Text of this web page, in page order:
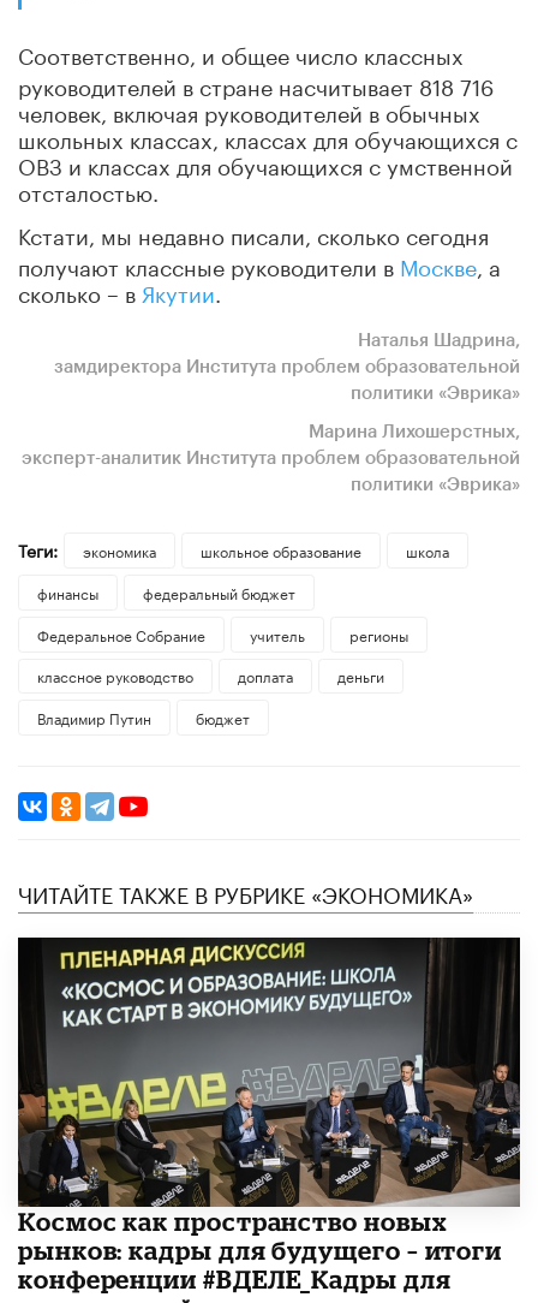
Соответственно, и общее число классных
руководителей в стране насчитывает 818 716
человек, включая руководителей в обычных
школьных классах, классах для обучающихся с
ОВЗ и классах для обучающихся с умственной
отсталостью.
Кстати, мы недавно писали, сколько сегодня
получают классные руководители в Москве , а
сколько – в Якутии
Наталья Шадрина,
замдиректора Института проблем образовательной
политики «Эврика»
Марина Лихошерстных,
эксперт-аналитик Института проблем образовательной
политики «Эврика»
Теги: экономика школьное образование
школа
финансы
федеральный бюджет
Федеральное Собрание
учитель
регионы
классное руководство
доплата
деньги
Владимир Путин
бюджет
ЧИТАЙТЕ ТАКЖЕ В РУБРИКЕ «ЭКОНОМИКА»
Космос как пространство новых
рынков: кадры для будущего – итоги
конференции #ВДЕЛЕ_Кадры для